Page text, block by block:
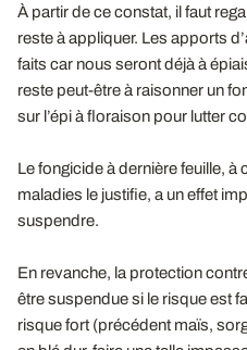
À partir de ce constat, il faut
reste à appliquer. Les apports
faits car nous seront déjà à
reste peut-être à raisonner un
sur l’épi à floraison pour lutter
Le fongicide à dernière feuille,
maladies le justifie, a un effet
suspendre.
En revanche, la protection
être suspendue si le risque est
risque fort (précédent maïs,